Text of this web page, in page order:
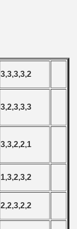
3,3,3,3,2
3,2,3,3,3
3,3,2,2,1
1,3,2,3,2
2,2,3,2,2